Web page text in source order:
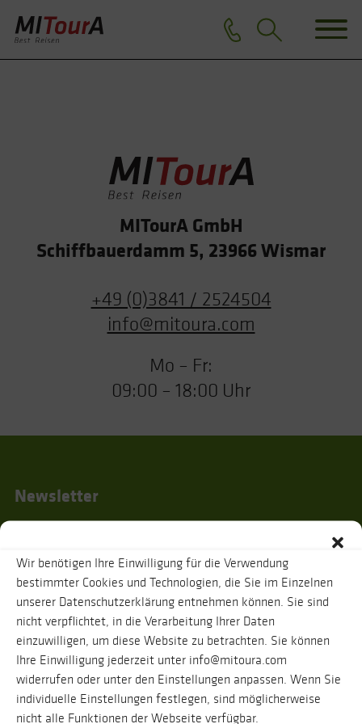
Wir benötigen Ihre Einwilligung für die Verwendung
bestimmter Cookies und Technologien, die Sie im Einzelnen
unserer Datenschutzerklärung entnehmen können. Sie sind
nicht verpflichtet, in die Verarbeitung Ihrer Daten
einzuwilligen, um diese Website zu betrachten. Sie können
Ihre Einwilligung jederzeit unter info@mitoura.com
widerrufen oder unter den Einstellungen anpassen. Wenn Sie
individuelle Einstellungen festlegen, sind möglicherweise
nicht alle Funktionen der Webseite verfügbar.
MITourA GmbH
Schiffbauerdamm 5, 23966 Wismar
+49 (0)3841 / 2524504
info@mitoura.com
Mo – Fr:
09:00 – 18:00 Uhr
Newsletter
Ich habe dieDatenschutzhinweisegelesen und stimme zu, dass zur
Bestätigung meiner Angaben eine Nachricht an oben genannte E-Mail-
Adresse verschickt wird. Ihre Daten werden selbstverständlich vertraulich
behandelt. Eine Abmeldung vom Newsletter ist jederzeit möglich.